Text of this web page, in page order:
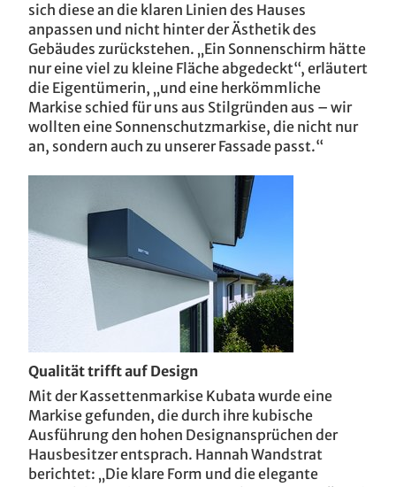
EFH Reutlingen / D
EFH Biberach / D
ASV Köln / D
Villa T / CZ
sich diese an die klaren Linien des Hauses
anpassen und nicht hinter der Ästhetik des
Gebäudes zurückstehen. „Ein Sonnenschirm hätte
nur eine viel zu kleine Fläche abgedeckt“, erläutert
die Eigentümerin, „und eine herkömmliche
Markise schied für uns aus Stilgründen aus – wir
wollten eine Sonnenschutzmarkise, die nicht nur
an, sondern auch zu unserer Fassade passt.“
Qualität trifft auf Design
Mit der Kassettenmarkise Kubata wurde eine
Markise gefunden, die durch ihre kubische
Ausführung den hohen Designansprüchen der
Hausbesitzer entsprach. Hannah Wandstrat
berichtet: „Die klare Form und die elegante